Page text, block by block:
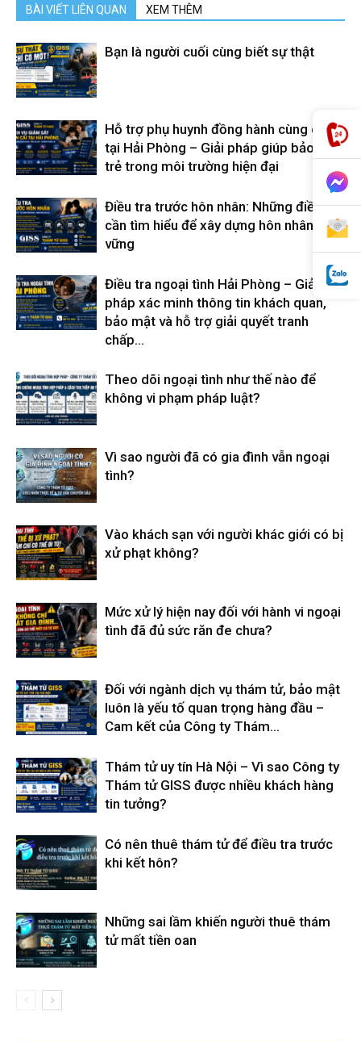
cong
tham
Giss
BÀI VIẾT LIÊN QUAN XEM THÊM
Bạn là người cuối cùng biết sự thật
Hỗ trợ phụ huynh đồng hành cùng con
tại Hải Phòng – Giải pháp giúp bảo vệ
trẻ trong môi trường hiện đại
Điều tra trước hôn nhân: Những điều
cần tìm hiểu để xây dựng hôn nhân bền
vững
Điều tra ngoại tình Hải Phòng – Giải
pháp xác minh thông tin khách quan,
bảo mật và hỗ trợ giải quyết tranh
chấp...
Theo dõi ngoại tình như thế nào để
không vi phạm pháp luật?
Vì sao người đã có gia đình vẫn ngoại
tình?
Vào khách sạn với người khác giới có bị
xử phạt không?
Mức xử lý hiện nay đối với hành vi ngoại
tình đã đủ sức răn đe chưa?
Đối với ngành dịch vụ thám tử, bảo mật
luôn là yếu tố quan trọng hàng đầu –
Cam kết của Công ty Thám...
Thám tử uy tín Hà Nội – Vì sao Công ty
Thám tử GISS được nhiều khách hàng
tin tưởng?
Có nên thuê thám tử để điều tra trước
khi kết hôn?
Những sai lầm khiến người thuê thám
tử mất tiền oan